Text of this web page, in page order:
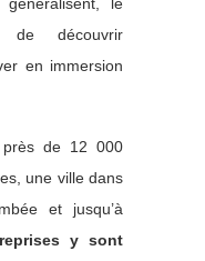
de découvrir
en immersion
de 12 000
une ville dans
et jusqu’à
y sont